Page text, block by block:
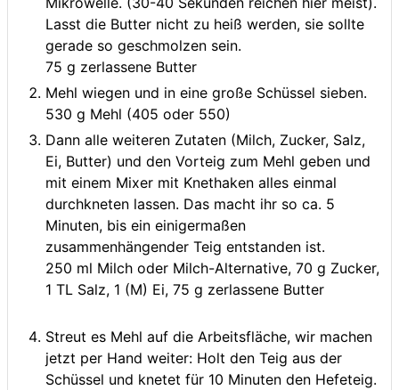
Lasst die Butter nicht zu heiß werden, sie sollte
gerade so geschmolzen sein.
75 g zerlassene Butter
Mehl wiegen und in eine große Schüssel sieben.
530 g Mehl (405 oder 550)
Dann alle weiteren Zutaten (Milch, Zucker, Salz,
Ei, Butter) und den Vorteig zum Mehl geben und
mit einem Mixer mit Knethaken alles einmal
durchkneten lassen. Das macht ihr so ca. 5
Minuten, bis ein einigermaßen
zusammenhängender Teig entstanden ist.
250 ml Milch oder Milch-Alternative, 70 g Zucker,
1 TL Salz, 1 (M) Ei, 75 g zerlassene Butter
Streut es Mehl auf die Arbeitsfläche, wir machen
jetzt per Hand weiter: Holt den Teig aus der
Schüssel und knetet für 10 Minuten den Hefeteig.